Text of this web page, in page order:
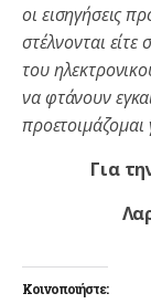
οι εισηγήσεις
στέλνονται
του
να φτάνουν
προετοιμάζομαι
Για
Κοινοποιήστε: